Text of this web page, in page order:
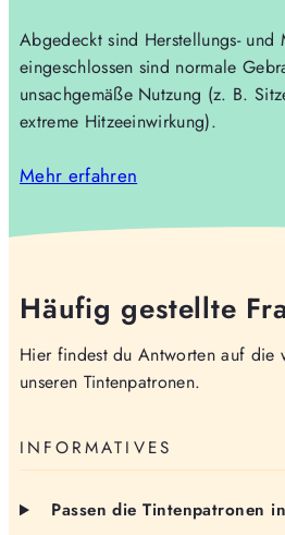
Abgedeckt sind Herstellungs-
eingeschlossen sind normale
unsachgemäße Nutzung (z. B.
extreme Hitzeeinwirkung).
Mehr erfahren
Häufig gestellte
Hier findest du Antworten auf die
unseren Tintenpatronen.
INFORMATIVES
Passen die Tintenpatronen